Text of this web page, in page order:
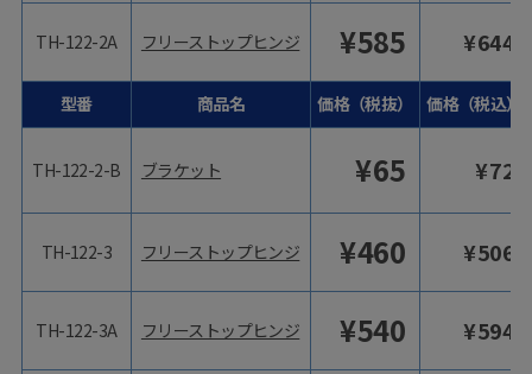
TH-122-2A
型番
TH-122-2-B
TH-122-3
TH-122-3A
フリーストップヒンジ ¥585 ¥644
商品名 価格（税抜） 価格（税込）
ブラケット ¥65 ¥72
フリーストップヒンジ ¥460 ¥506
フリーストップヒンジ ¥540 ¥594